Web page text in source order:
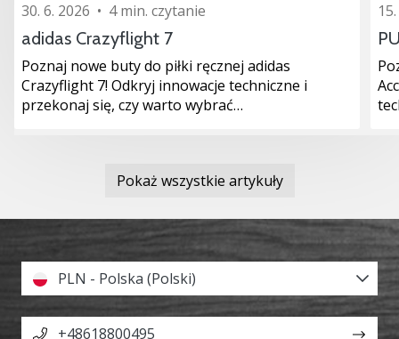
30. 6. 2026 • 4 min. czytanie
adidas Crazyflight 7
Poznaj nowe buty do piłki ręcznej adidas
Crazyflight 7! Odkryj innowacje techniczne i
przekonaj się, czy warto wybrać…
Pokaż wszystkie artykuły
PLN - Polska (Polski)
+48618800495